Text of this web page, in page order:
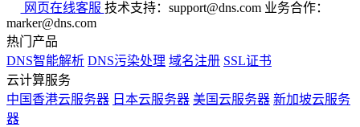
网页在线客服 技术支持：support@dns.com 业务合作：
marker@dns.com
热门产品
DNS智能解析 DNS污染处理 域名注册 SSL证书
云计算服务
中国香港云服务器 日本云服务器 美国云服务器 新加坡云服务
器